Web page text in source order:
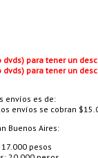
dvds) para tener un
dvds) para tener un
envíos es de:
envíos se cobran
Buenos Aires:
pesos